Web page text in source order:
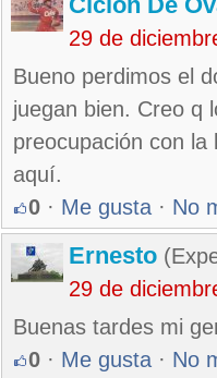
29 de
Bueno perdimos el
juegan bien. Creo q
preocupación con
aquí.
0 · Me gusta · No
Ernesto
29 de
Buenas tardes mi
0 · Me gusta · No